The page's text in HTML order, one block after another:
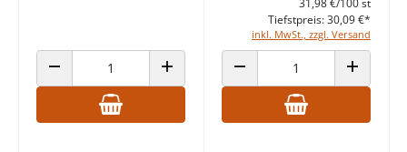
ANZAHL VERRINGERN ANZAHL ERHÖHEN
inkl. MwSt., zzgl. Versand
Tiefstpreis: 30,09 €*
ANZAHL VERRINGERN ANZAHL